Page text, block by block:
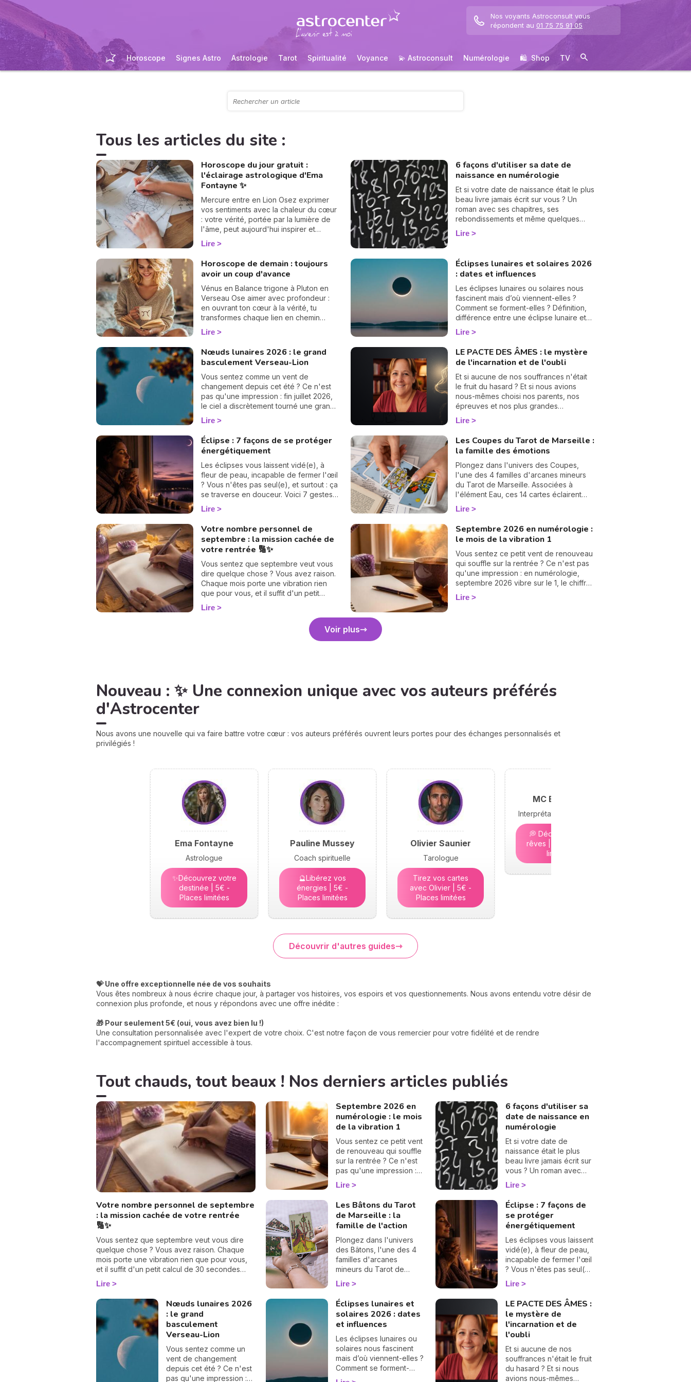
Nos voyants Astroconsult vous
répondent au 01 75 75 91 05
Horoscope Signes Astro Astrologie Tarot Spiritualité Voyance 💫 Astroconsult Numérologie 🛍 ️ Shop TV
Tous les articles du site :
Horoscope du jour gratuit :
l'éclairage astrologique d'Ema
Fontayne ✨
Mercure entre en Lion Osez exprimer
vos sentiments avec la chaleur du cœur
: votre vérité, portée par la lumière de
l'âme, peut aujourd'hui inspirer et
rapprocher.
Lire
6 façons d'utiliser sa date de
naissance en numérologie
Et si votre date de naissance était le plus
beau livre jamais écrit sur vous ? Un
roman avec ses chapitres, ses
rebondissements et même quelques
cartes cachées dans la manche. La
numérologie vous aide à en tourner les
comment… 🔢
Lire
Horoscope de demain : toujours
avoir un coup d'avance
Vénus en Balance trigone à Pluton en
Verseau Ose aimer avec profondeur :
en ouvrant ton cœur à la vérité, tu
transformes chaque lien en chemin
d'élévation spirituelle.
Lire
Éclipses lunaires et solaires 2026
: dates et influences
Les éclipses lunaires ou solaires nous
fascinent mais d’où viennent-elles ?
Comment se forment-elles ? Définition,
différence entre une éclipse lunaire et
solaire, influence en astrologie et dates
des éclipses en 2025, je vous dis tout
Lire
Nœuds lunaires 2026 : le grand
basculement Verseau-Lion
Vous sentez comme un vent de
changement depuis cet été ? Ce n'est
pas qu'une impression : fin juillet 2026,
le ciel a discrètement tourné une grande
page. Les nœuds lunaires ont changé
d'axe ! Le nœud nord quitte les
Poissons pour s'installer en Verseau,
pendant que le nœud sud passe de la
Vierge au Lion. Rassurez-vous, pas
besoin d'être astrologue pour le
ressentir : ce basculement, qui n'arrive
que tous les 18 mois environ, vient
rebattre en douceur les cartes de votre
adorer la suite. 💫
Lire
LE PACTE DES ÂMES : le mystère
de l'incarnation et de l'oubli
Et si aucune de nos souffrances n'était
le fruit du hasard ? Et si nous avions
nous-mêmes choisi nos parents, nos
épreuves et nos plus grandes
déchirures, bien avant notre premier
souffle ? C'est le vertigineux mystère du
Vanesa Vidente, voyante, tarologue et
médium reconnue sur Wengo. Forte de
nombreuses années d'expérience et
plébiscitée par sa communauté — 2972
avis reçus, dont 99,4 % sont des avis
positifs ou très positifs —, elle est
rapides et précises, idéales pour celles
et ceux qui souhaitent avancer sans
hésiter. Dans cet article, elle lève le voile
sur les raisons profondes de notre
incarnation.
Lire
Éclipse : 7 façons de se protéger
énergétiquement
Les éclipses vous laissent vidé(e), à
fleur de peau, incapable de fermer l'œil
? Vous n'êtes pas seul(e), et surtout : ça
se traverse en douceur. Voici 7 gestes
simples et bienveillants pour vous
protéger énergétiquement et retrouver
Lire
Les Coupes du Tarot de Marseille :
la famille des émotions
Plongez dans l'univers des Coupes,
l'une des 4 familles d'arcanes mineurs
du Tarot de Marseille. Associées à
l'élément Eau, ces 14 cartes éclairent
votre vie sentimentale, vos relations et
l'état de votre cœur. Découvrez leur
signification complète et ce qu'elles
révèlent dans votre tirage.
Lire
Votre nombre personnel de
septembre : la mission cachée de
votre rentrée 🔢✨
Vous sentez que septembre veut vous
dire quelque chose ? Vous avez raison.
Chaque mois porte une vibration rien
que pour vous, et il suffit d'un petit
calcul de 30 secondes pour la révéler.
Suivez le guide : on trouve votre
nombre personnel, puis votre mission de
septembre, chiffre par chiffre. 🔢
Lire
Septembre 2026 en numérologie :
le mois de la vibration 1
Vous sentez ce petit vent de renouveau
qui souffle sur la rentrée ? Ce n'est pas
qu'une impression : en numérologie,
septembre 2026 vibre sur le 1, le chiffre
des commencements. Après un mois
d'août tourné vers les bilans, place à la
Lire
Voir plus
Nouveau : ✨ Une connexion unique avec vos auteurs préférés
d'Astrocenter
Nous avons une nouvelle qui va faire battre votre cœur : vos auteurs préférés ouvrent leurs portes pour des échanges personnalisés et
privilégiés !
Ema Fontayne
Astrologue
✨Découvrez votre
destinée | 5€ -
Places limitées
Pauline Mussey
Coach spirituelle
🔮Libérez vos
énergies | 5€ -
Places limitées
Olivier Saunier
Tarologue
Tirez vos cartes
avec Olivier | 5€ -
Places limitées
MC Bramond
Interprétation des rêves
💭 Décryptez vos
rêves | 5€ - Places
limitées
Découvrir d'autres guides
💝 Une offre exceptionnelle née de vos souhaits
Vous êtes nombreux à nous écrire chaque jour, à partager vos histoires, vos espoirs et vos questionnements. Nous avons entendu votre désir de
connexion plus profonde, et nous y répondons avec une offre inédite :
🎁 Pour seulement 5€ (oui, vous avez bien lu !)
Une consultation personnalisée avec l'expert de votre choix. C'est notre façon de vous remercier pour votre fidélité et de rendre
l'accompagnement spirituel accessible à tous.
Tout chauds, tout beaux ! Nos derniers articles publiés
Votre nombre personnel de septembre
: la mission cachée de votre rentrée
🔢✨
Vous sentez que septembre veut vous dire
quelque chose ? Vous avez raison. Chaque
mois porte une vibration rien que pour vous,
et il suffit d'un petit calcul de 30 secondes
pour la révéler. Suivez le guide : on trouve
votre nombre personnel, puis votre mission de
septembre, chiffre par chiffre. 🔢
Lire
Septembre 2026 en
numérologie : le mois
de la vibration 1
Vous sentez ce petit vent
de renouveau qui souffle
sur la rentrée ? Ce n'est
pas qu'une impression :
en numérologie,
septembre 2026 vibre sur
le 1, le chiffre des
commencements. Après
un mois d'août tourné
vers les bilans, place à la
page blanche. On vous
raconte le climat de ce
mois pas comme les
autres. 🌱
Lire
6 façons d'utiliser sa
date de naissance en
numérologie
Et si votre date de
naissance était le plus
beau livre jamais écrit sur
vous ? Un roman avec
ses chapitres, ses
rebondissements et
même quelques cartes
cachées dans la manche.
La numérologie vous aide
à en tourner les pages,
une à une. On vous
montre comment… 🔢
Lire
Les Bâtons du Tarot
de Marseille : la
famille de l'action
Plongez dans l'univers
des Bâtons, l'une des 4
familles d'arcanes
mineurs du Tarot de
Marseille. Associées à
l'élément Feu, ces cartes
éclairent votre énergie,
vos projets et votre
ambition. Découvrez leur
signification complète et
ce qu'elles révèlent dans
votre tirage.
Lire
Éclipse : 7 façons de
se protéger
énergétiquement
Les éclipses vous laissent
vidé(e), à fleur de peau,
incapable de fermer l'œil
? Vous n'êtes pas seul(e),
et surtout : ça se traverse
en douceur. Voici 7
bienveillants pour vous
protéger
énergétiquement et
retrouver votre calme
intérieur. 🛡️🌒
Lire
Nœuds lunaires 2026
: le grand
basculement
Verseau-Lion
Vous sentez comme un
vent de changement
depuis cet été ? Ce n'est
pas qu'une impression :
Éclipses lunaires et
solaires 2026 : dates
et influences
Les éclipses lunaires ou
solaires nous fascinent
mais d’où viennent-elles ?
Comment se forment-
elles ? Définition,
LE PACTE DES ÂMES :
le mystère de
l'incarnation et de
l'oubli
Et si aucune de nos
souffrances n'était le fruit
du hasard ? Et si nous
avions nous-mêmes